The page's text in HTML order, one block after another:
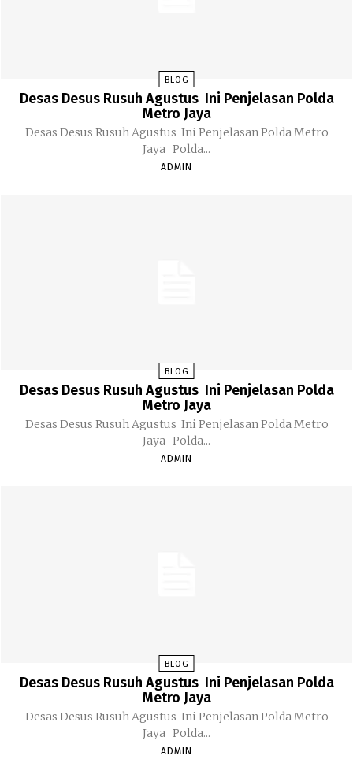
BLOG
Desas Desus Rusuh Agustus Ini Penjelasan Polda
Metro Jaya
Desas Desus Rusuh Agustus Ini Penjelasan Polda Metro
Jaya Polda...
ADMIN
BLOG
Desas Desus Rusuh Agustus Ini Penjelasan Polda
Metro Jaya
Desas Desus Rusuh Agustus Ini Penjelasan Polda Metro
Jaya Polda...
ADMIN
BLOG
Desas Desus Rusuh Agustus Ini Penjelasan Polda
Metro Jaya
Desas Desus Rusuh Agustus Ini Penjelasan Polda Metro
Jaya Polda...
ADMIN